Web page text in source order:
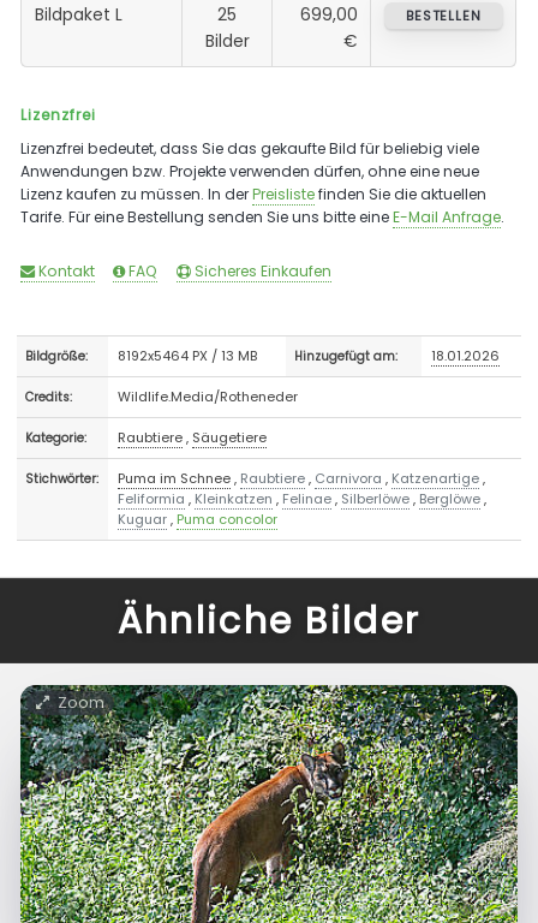
Bildpaket L
25
Bilder
699,00
€
BESTELLEN
Lizenzfrei
Lizenzfrei bedeutet, dass Sie das gekaufte Bild für beliebig viele
Anwendungen bzw. Projekte verwenden dürfen, ohne eine neue
Lizenz kaufen zu müssen. In derPreislistefinden Sie die aktuellen
Tarife. Für eine Bestellung senden Sie uns bitte eineE-Mail Anfrage.
Kontakt FAQ Sicheres Einkaufen
Bildgröße: 8192x5464 PX / 13 MB Hinzugefügt am: 18.01.2026
Credits: Wildlife.Media/Rotheneder
Kategorie: Raubtiere, Säugetiere
Stichwörter: Puma im Schnee, Raubtiere, Carnivora , Katzenartige,
Feliformia , Kleinkatzen , Felinae, Silberlöwe, Berglöwe,
Kuguar, Puma concolor
Ähnliche Bilder
Zoom